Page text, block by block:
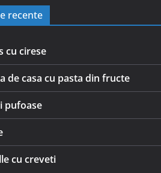
recente
cu cirese
de casa cu pasta din fructe
pufoase
cu creveti